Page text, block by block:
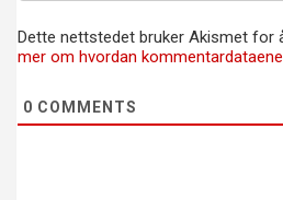
Dette nettstedet bruker Akismet for
mer om hvordan
0 COMMENTS